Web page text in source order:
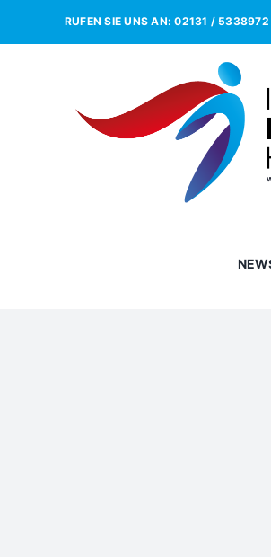
RUFEN SIE UNS AN: 02131 /